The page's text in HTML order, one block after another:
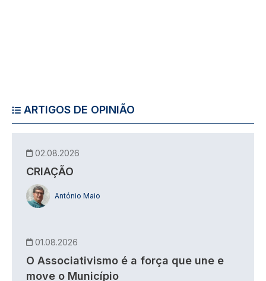
ARTIGOS DE OPINIÃO
02.08.2026
CRIAÇÃO
António Maio
01.08.2026
O Associativismo é a força que une e
move o Município